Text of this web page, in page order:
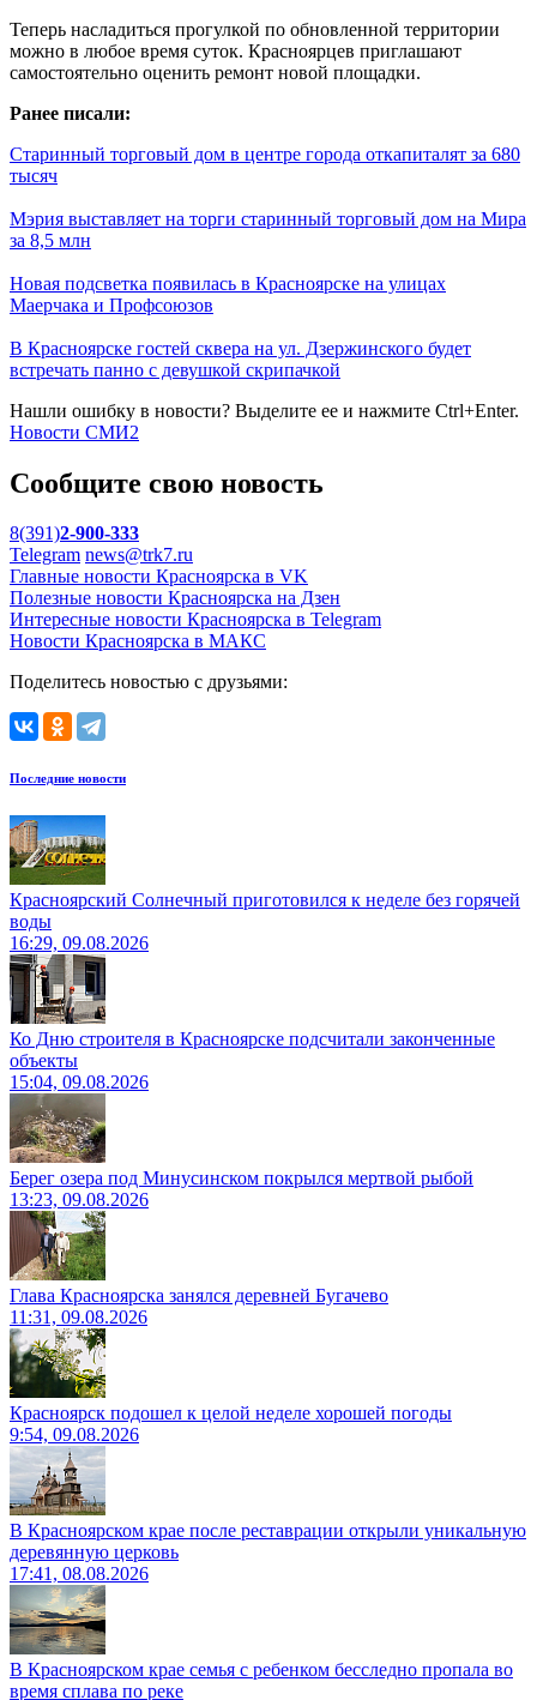
Теперь насладиться прогулкой по обновленной территории
можно в любое время суток. Красноярцев приглашают
самостоятельно оценить ремонт новой площадки.
Ранее писали:
Старинный торговый дом в центре города откапиталят за 680
тысяч
Мэрия выставляет на торги старинный торговый дом на Мира
за 8,5 млн
Новая подсветка появилась в Красноярске на улицах
Маерчака и Профсоюзов
В Красноярске гостей сквера на ул. Дзержинского будет
встречать панно с девушкой скрипачкой
Нашли ошибку в новости? Выделите ее и нажмите Ctrl+Enter.
Новости СМИ2
Сообщите свою новость
8(391)2-900-333
Telegram news@trk7.ru
Главные новости Красноярска в VK
Полезные новости Красноярска на Дзен
Интересные новости Красноярска в Telegram
Новости Красноярска в МАКС
Поделитесь новостью с друзьями:
Последние новости
Красноярский Солнечный приготовился к неделе без горячей
воды
16:29, 09.08.2026
Ко Дню строителя в Красноярске подсчитали законченные
объекты
15:04, 09.08.2026
Берег озера под Минусинском покрылся мертвой рыбой
13:23, 09.08.2026
Глава Красноярска занялся деревней Бугачево
11:31, 09.08.2026
Красноярск подошел к целой неделе хорошей погоды
9:54, 09.08.2026
В Красноярском крае после реставрации открыли уникальную
деревянную церковь
17:41, 08.08.2026
В Красноярском крае семья с ребенком бесследно пропала во
время сплава по реке